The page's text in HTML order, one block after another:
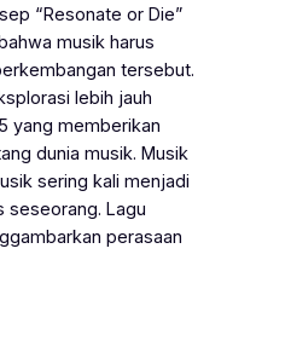
“Resonate or Die”
musik harus
tersebut.
lebih jauh
yang memberikan
dunia musik. Musik
sering kali menjadi
seseorang. Lagu
perasaan